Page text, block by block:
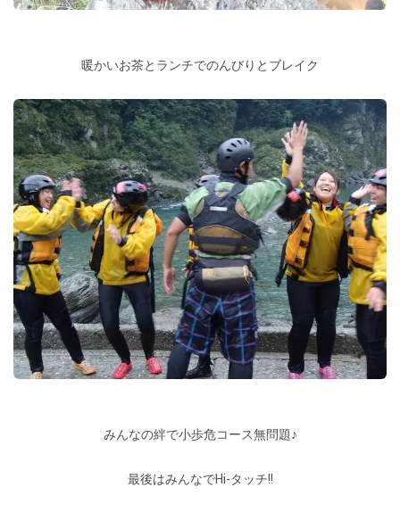
暖かいお茶とランチでのんびりとブレイク
みんなの絆で小歩危コース無問題♪
最後はみんなでHi-タッチ!!